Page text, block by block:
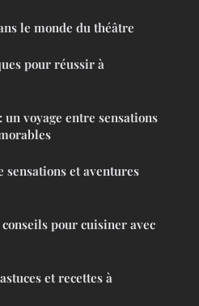
le monde du théâtre
pour réussir à
voyage entre sensations
sensations et aventures
pour cuisiner avec
et recettes à